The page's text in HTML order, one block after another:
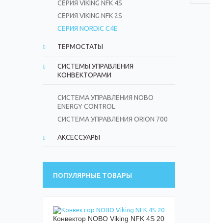
СЕРИЯ VIKING NFK 4S
СЕРИЯ VIKING NFK 2S
СЕРИЯ NORDIC C4E
ТЕРМОСТАТЫ
СИСТЕМЫ УПРАВЛЕНИЯ
КОНВЕКТОРАМИ
СИСТЕМА УПРАВЛЕНИЯ NOBO
ENERGY CONTROL
СИСТЕМА УПРАВЛЕНИЯ ORION 700
АКСЕССУАРЫ
ПОПУЛЯРНЫЕ ТОВАРЫ
Конвектор NOBO Viking NFK 4S 20